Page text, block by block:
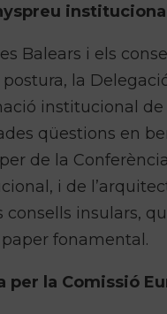
Balears i els
la
institucional
qüestions en
de la
i de
consells insulars,
fonamental.
per la Comissió